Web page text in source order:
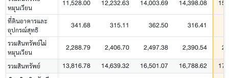
หมุนเวียน
11,528.00 12,232.63 14,003.69 14,398.08
ที่ดินอาคารและ
อุปกรณ์สุทธิ
341.68 315.11 362.50 316.41
รวมสินทรัพย์ไม่
หมุนเวียน
2,288.79 2,406.70 2,497.38 2,390.54
รวมสินทรัพย์ 13,816.78 14,639.32 16,501.07 16,788.62